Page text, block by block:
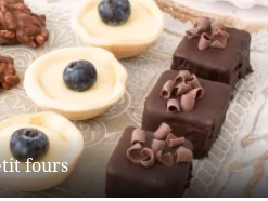
fours